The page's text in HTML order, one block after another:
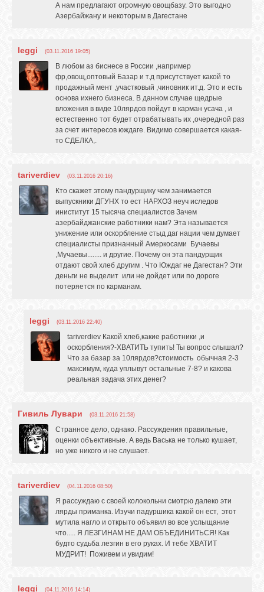
А нам предлагают огромную овощбазу. Это выгодно
Азербайжану и некоторым в Дагестане
leggi (03.11.2016 19:05)
В любом аз биснесе в России ,например
фр,овощ,оптовый Базар и т.д присутствует какой то
продажный мент ,участковый ,чиновник ит.д. Это и есть
основа ихнего бизнеса. В данном случае щедрые
вложения в виде 10лярдов пойдут в карман усача , и
естественно тот будет отрабатывать их ,очередной раз
за счет интересов юждаге. Видимо совершается какая-
то СДЕЛКА,.
tariverdiev (03.11.2016 20:16)
Кто скажет этому пандурщику чем занимается
выпускники ДГУНХ то ест НАРХОЗ неуч иследов
иниститут 15 тысяча специалистов Зачем
азербайджанские работники нам? Эта называется
унижение или оскорбление стыд даг нации чем думает
специалисты признанный Амеркосами Бучаевы
,Мучаевы........ и другие. Почему он эта пандурщик
отдают свой хлеб другим . Что Юждаг не Дагестан? Эти
деньги не выделит или не дойдет или по дороге
потеряется по карманам.
leggi (03.11.2016 22:40)
tariverdiev Какой хлеб,какие работники ,и
оскорбления?-ХВАТИТЬ тупить! Ты вопрос слышал?
Что за базар за 10лярдов?стоимость обычная 2-3
максимум, куда уплывут остальные 7-8? и какова
реальная задача этих денег?
Гивиль Лувари (03.11.2016 21:58)
Странное дело, однако. Рассуждения правильные,
оценки объективные. А ведь Васька не только кушает,
но уже никого и не слушает.
tariverdiev (04.11.2016 08:50)
Я рассуждаю с своей колокольни смотрю далеко эти
лярды приманка. Изучи падуршика какой он ест, этот
мутила нагло и открыто объявил во все услыщание
что..... Я ЛЕЗГИНАМ НЕ ДАМ ОБЪЕДИНИТЬСЯ! Как
будто судьба лезгин в его руках. И тебе ХВАТИТ
МУДРИТ! Поживем и увидим!
leggi (04.11.2016 14:14)